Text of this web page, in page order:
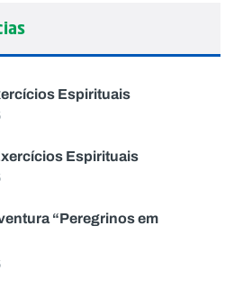
Espirituais
Espirituais
“Peregrinos em